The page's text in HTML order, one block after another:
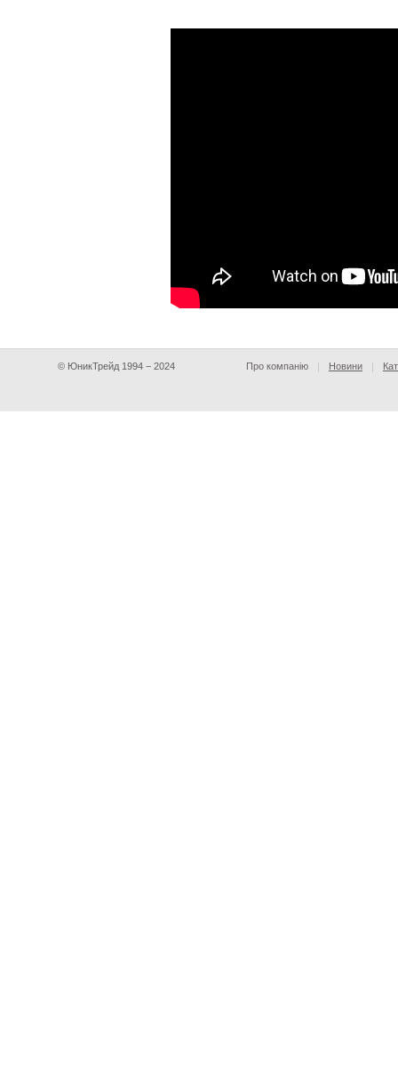
© ЮникТрейд 1994 − 2024 Про компанію Новини